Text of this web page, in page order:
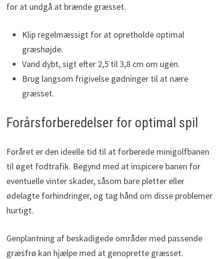
for at undgå at brænde græsset.
Klip regelmæssigt for at opretholde optimal
græshøjde.
Vand dybt, sigt efter 2,5 til 3,8 cm om ugen.
Brug langsom frigivelse gødninger til at nære
græsset.
Forårsforberedelser for optimal spil
Foråret er den ideelle tid til at forberede minigolfbanen
til øget fodtrafik. Begynd med at inspicere banen for
eventuelle vinter skader, såsom bare pletter eller
ødelagte forhindringer, og tag hånd om disse problemer
hurtigt.
Genplantning af beskadigede områder med passende
græsfrø kan hjælpe med at genoprette græsset.